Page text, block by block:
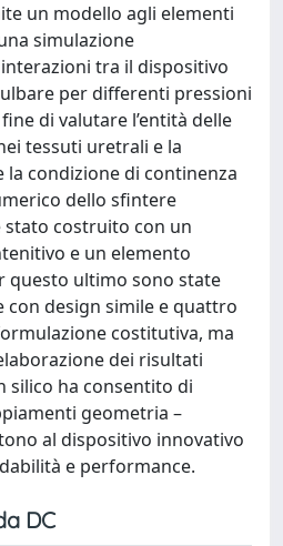
un modello agli elementi
simulazione
tra il dispositivo
per differenti pressioni
di valutare l’entità delle
tessuti uretrali e la
la condizione di continenza
dello sfintere
costruito con un
e un elemento
questo ultimo sono state
design simile e quattro
costitutiva, ma
dei risultati
silico ha consentito di
geometria –
al dispositivo innovativo
e performance.
DC